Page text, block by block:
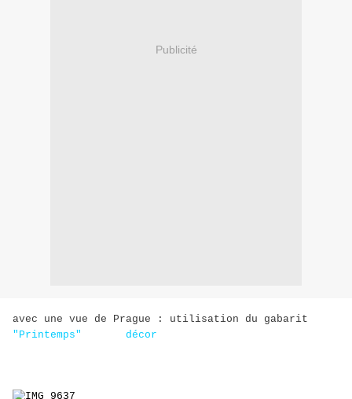
Publicité
avec une vue de Prague : utilisation du gabarit
"Printemps"
décor